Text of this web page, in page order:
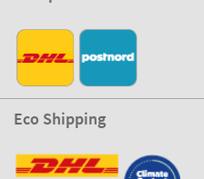
Eco Shipping